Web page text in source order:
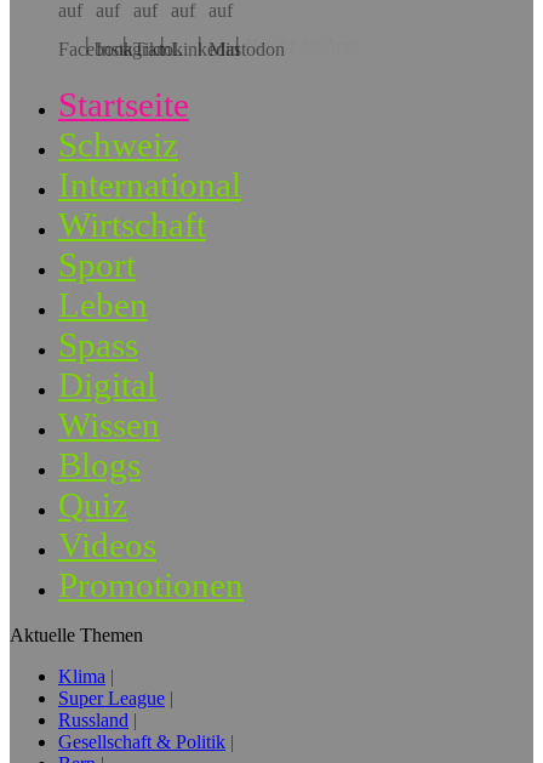
Hol dir die App!
Startseite
Schweiz
International
Wirtschaft
Sport
Leben
Spass
Digital
Wissen
Blogs
Quiz
Videos
Promotionen
Aktuelle Themen
Klima
Super League
Russland
Gesellschaft & Politik